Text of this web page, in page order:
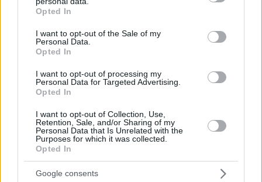
grant or deny consent to Google and its third-party tags to
use your data for below specified purposes in below Google
consent section.
Opted In
I want to opt-out of the Sale of my
Personal Data.
Opted In
I want to opt-out of processing my
Personal Data for Targeted Advertising.
Opted In
I want to opt-out of Collection, Use,
Retention, Sale, and/or Sharing of my
Personal Data that Is Unrelated with the
Purposes for which it was collected.
Opted In
Google consents
του ΑΕΠ έως το 2040 - Τρεις κινήσεις για να
αντιστραφεί η κατάσταση